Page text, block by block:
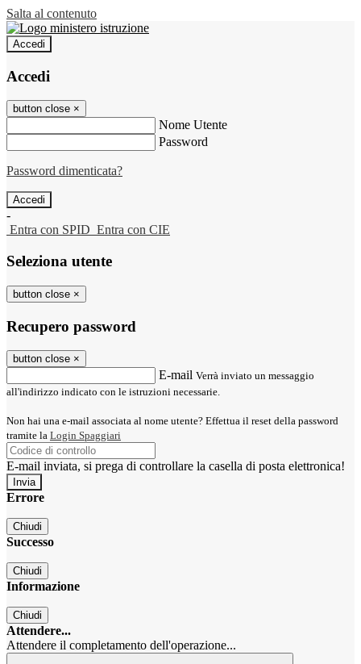
Salta al contenuto
Accedi
Accedi
button close ×
Nome Utente
Password
Password dimenticata?
-
Entra con SPID Entra con CIE
Seleziona utente
button close ×
Recupero password
button close ×
E-mail Verrà inviato un messaggio
all'indirizzo indicato con le istruzioni necessarie.
Non hai una e-mail associata al nome utente? Effettua il reset della password
tramite la Login Spaggiari
E-mail inviata, si prega di controllare la casella di posta elettronica!
Errore
Chiudi
Successo
Chiudi
Informazione
Chiudi
Attendere...
Attendere il completamento dell'operazione...